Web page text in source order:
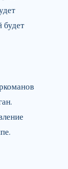
будет